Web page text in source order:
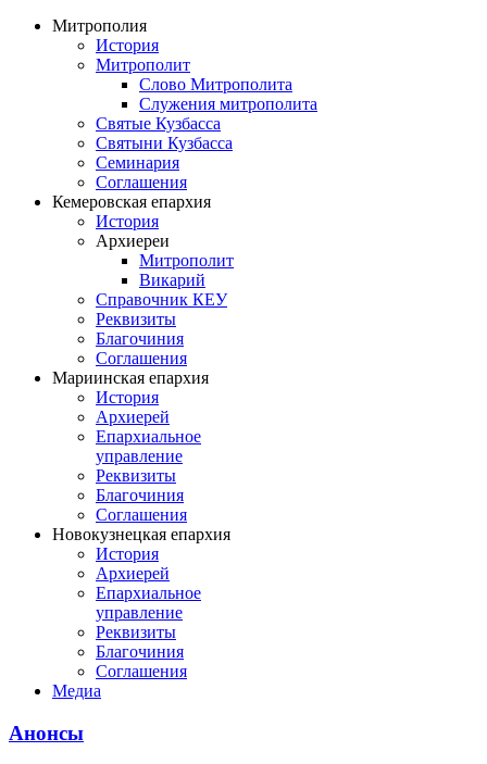
Митрополия
История
Митрополит
Слово Митрополита
Служения митрополита
Святые Кузбасса
Святыни Кузбасса
Семинария
Соглашения
Кемеровская епархия
История
Архиереи
Митрополит
Викарий
Справочник КЕУ
Реквизиты
Благочиния
Соглашения
Мариинская епархия
История
Архиерей
Епархиальное
управление
Реквизиты
Благочиния
Соглашения
Новокузнецкая епархия
История
Архиерей
Епархиальное
управление
Реквизиты
Благочиния
Соглашения
Медиа
Анонсы